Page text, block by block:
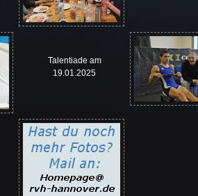
Talentiade am
19.01.2025